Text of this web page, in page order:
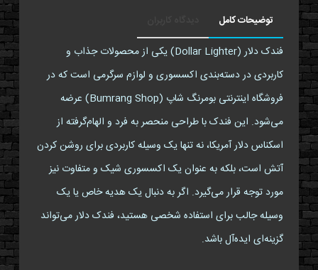
توضیحات کامل
فندک دلار (Dollar Lighter) یکی از محصولات جذاب و
کاربردی در دسته‌بندی اکسسوری و لوازم سرگرمی است که در
فروشگاه اینترنتی بومرنگ شاپ (Bumrang Shop) عرضه
می‌شود. این فندک با طراحی منحصر به فرد و الهام‌گرفته از
اسکناس دلار آمریکا، نه تنها یک وسیله کاربردی برای روشن کردن
آتش است، بلکه به عنوان یک اکسسوری شیک و متفاوت نیز
مورد توجه قرار می‌گیرد. اگر به دنبال یک هدیه خاص یا یک
وسیله جالب برای استفاده شخصی هستید، فندک دلار می‌تواند
گزینه‌ای ایده‌آل باشد.